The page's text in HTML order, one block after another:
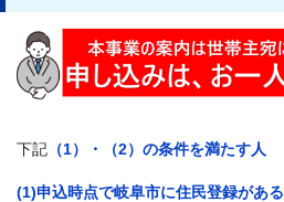
下記 （1）・（2）の条件を満たす人
(1)申込時点で岐阜市に住民登録がある